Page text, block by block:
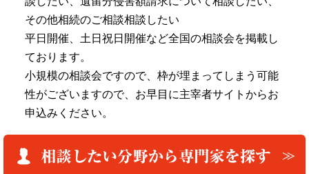
その他相続のご相談相談したい
平日開催、土日祝日開催など全国の相談会を掲載し
ております。
小規模の相談会ですので、枠が埋まってしまう可能
性がございますので、お早目に主宰者サイトからお
申込みください。